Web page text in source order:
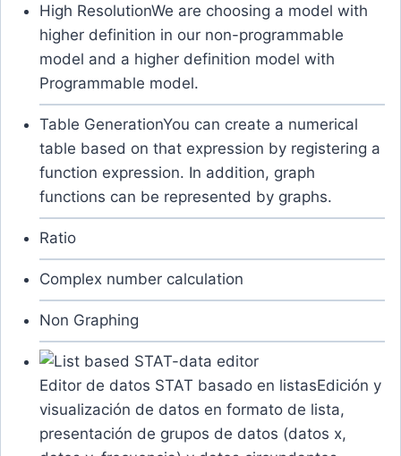
High ResolutionWe are choosing a model with
higher definition in our non-programmable
model and a higher definition model with
Programmable model.
Table GenerationYou can create a numerical
table based on that expression by registering a
function expression. In addition, graph
functions can be represented by graphs.
Ratio
Complex number calculation
Non Graphing
Editor de datos STAT basado en listasEdición y
visualización de datos en formato de lista,
presentación de grupos de datos (datos x,